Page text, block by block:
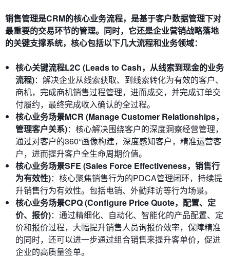
销售管理是CRM的核心业务流程，是基于客户数据管理下对
最重要的交易环节的管理。同时，它还是企业营销战略落地
的关键支撑系统，核心包括以下几大流程和业务领域：
核心关键流程L2C (Leads to Cash，从线索到现金的业务
流程)：解决企业从线索获取、到线索转化为有效的客户、
商机，完成商机销售过程管理，进而成交，并完成订单交
付履约，最终完成收入确认的全过程。
核心业务场景MCR (Manage Customer Relationships，
管理客户关系)：核心解决围绕客户的深度洞察经营管理，
通过对客户的360°画像构建，深度感知客户，精准运营客
户，进而提升客户全生命周期价值。
核心业务场景SFE (Sales Force Effectiveness，销售行
为有效性)：核心聚焦销售行为的PDCA管理闭环，持续提
升销售行为有效性。包括电销、外勤拜访等行为场景。
核心业务场景CPQ (Configure Price Quote，配置、定
价、报价)：通过精细化、自动化、智能化的产品配置、定
价和报价过程，大幅提升销售人员询报价效率，保障精准
的同时，还可以进一步通过组合销售来提升客单价，促进
企业的高质量签单。